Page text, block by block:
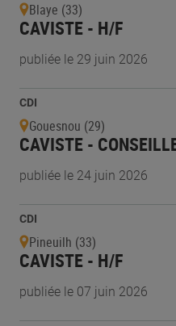
Blaye (33)
CAVISTE - H/F
publiée le 29 juin 2026
CDI
Gouesnou (29)
CAVISTE -
publiée le 24 juin 2026
CDI
Pineuilh (33)
CAVISTE - H/F
publiée le 07 juin 2026